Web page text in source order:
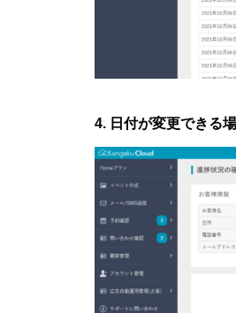
4. 日付が変更できる